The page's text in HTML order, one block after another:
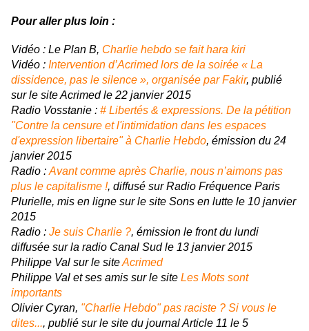
Pour aller plus loin :
Vidéo : Le Plan B, Charlie hebdo se fait hara kiri
Vidéo : Intervention d’Acrimed lors de la soirée « La
dissidence, pas le silence », organisée parFakir, publié
sur le site Acrimed le 22 janvier 2015
Radio Vosstanie : # Libertés & expressions. De la pétition
"Contre la censure et l'intimidation dans les espaces
d'expression libertaire" à Charlie Hebdo, émission du 24
janvier 2015
Radio : Avant comme après Charlie, nous n’aimons pas
plus le capitalisme !, diffusé sur Radio Fréquence Paris
Plurielle, mis en ligne sur le site Sons en lutte le 10 janvier
2015
Radio : Je suis Charlie ?, émission le front du lundi
diffusée sur la radio Canal Sud le 13 janvier 2015
Philippe Val sur le siteAcrimed
Philippe Val et ses amis sur le site Les Mots sont
importants
Olivier Cyran, "Charlie Hebdo" pas raciste ? Si vous le
dites..., publié sur le site du journalArticle 11 le 5